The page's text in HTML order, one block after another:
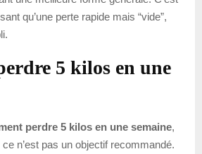
qu’une perte rapide mais “vide”,
5 kilos en une
perdre 5 kilos en une semaine,
n’est pas un objectif recommandé.